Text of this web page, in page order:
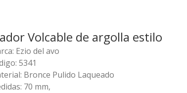
Volcable de argolla estilo
Ezio del avo
5341
Bronce Pulido Laqueado
70 mm,